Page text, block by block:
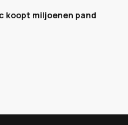
koopt miljoenen pand